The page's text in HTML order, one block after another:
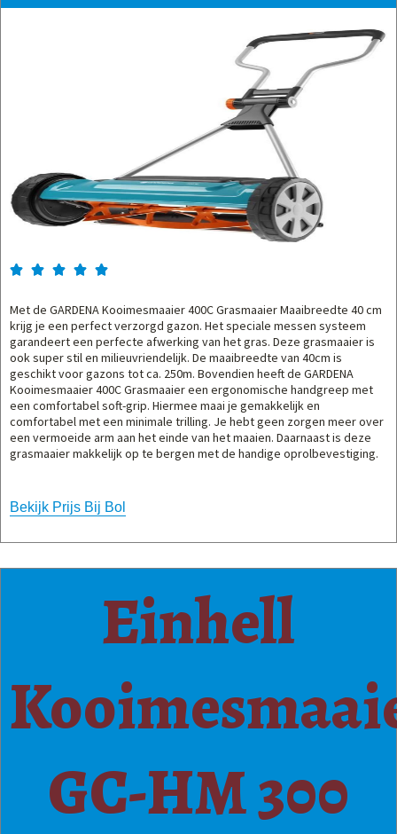
    
Met de GARDENA Kooimesmaaier 400C Grasmaaier Maaibreedte 40 cm
krijg je een perfect verzorgd gazon. Het speciale messen systeem
garandeert een perfecte afwerking van het gras. Deze grasmaaier is
ook super stil en milieuvriendelijk. De maaibreedte van 40cm is
geschikt voor gazons tot ca. 250m. Bovendien heeft de GARDENA
Kooimesmaaier 400C Grasmaaier een ergonomische handgreep met
een comfortabel soft-grip. Hiermee maai je gemakkelijk en
comfortabel met een minimale trilling. Je hebt geen zorgen meer over
een vermoeide arm aan het einde van het maaien. Daarnaast is deze
grasmaaier makkelijk op te bergen met de handige oprolbevestiging.
Bekijk Prijs Bij Bol
Einhell
GC-HM 300